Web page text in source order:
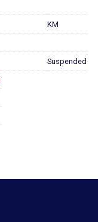
KM
Suspended